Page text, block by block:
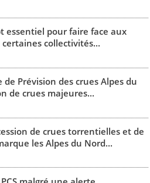
essentiel pour faire face aux
collectivités...
Prévision des crues Alpes du
de crues majeures...
de crues torrentielles et de
les Alpes du Nord...